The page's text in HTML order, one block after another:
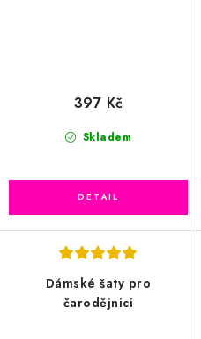
Skladem
397 Kč
Dámské šaty pro
čarodějnici